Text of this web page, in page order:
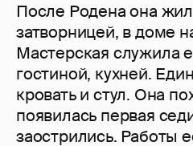
После Родена она
затворницей, в доме
Мастерская служила
гостиной, кухней.
кровать и стул. Она
появилась первая
заострились. Работы